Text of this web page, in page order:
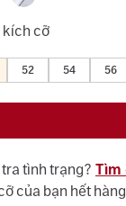
kích cỡ
52 54 56
tình trạng? Tìm
của bạn hết